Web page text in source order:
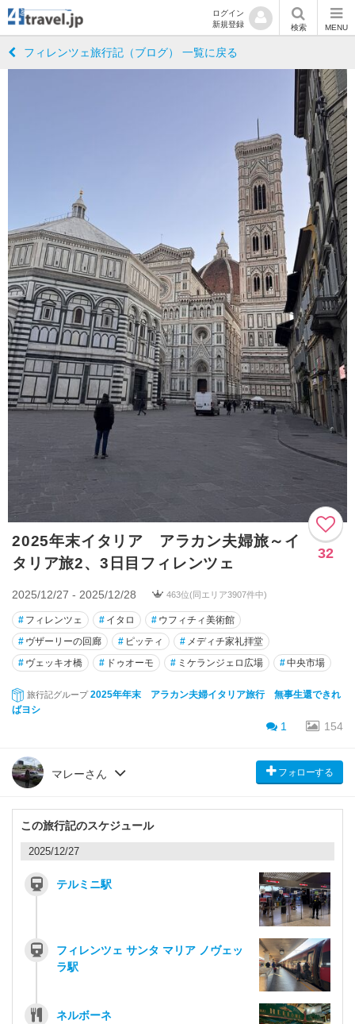
ログイン
新規登録
検索 MENU
フィレンツェ旅行記（ブログ） 一覧に戻る
2025年末イタリア アラカン夫婦旅～イ
タリア旅2、3日目フィレンツェ
32
2025/12/27 - 2025/12/28 463位(同エリア3907件中)
# フィレンツェ # イタロ # ウフィチィ美術館
# ヴザーリーの回廊 # ピッティ # メディチ家礼拝堂
# ヴェッキオ橋 # ドゥオーモ # ミケランジェロ広場 #中央市場
旅行記グループ 2025年年末 アラカン夫婦イタリア旅行 無事生還できれ
ばヨシ
1 154
マレーさん フォローする
この旅行記のスケジュール
2025/12/27
テルミニ駅
フィレンツェ サンタ マリア ノヴェッ
ラ駅
ネルボーネ